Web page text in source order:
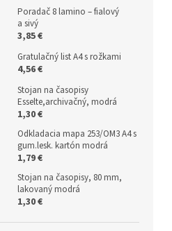
Poradač 8 lamino – fialový
a sivý
3,85 €
Gratulačný list A4 s rožkami
4,56 €
Stojan na časopisy
Esselte,archivačný, modrá
1,30 €
Odkladacia mapa 253/OM3 A4 s
gum.lesk. kartón modrá
1,79 €
Stojan na časopisy, 80 mm,
lakovaný modrá
1,30 €